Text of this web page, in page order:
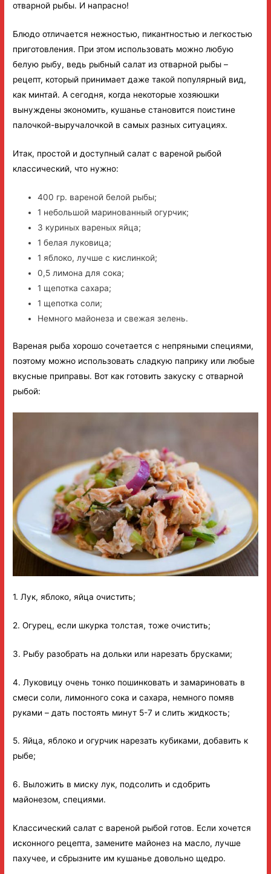
отварной рыбы. И напрасно!
Блюдо отличается нежностью, пикантностью и легкостью
приготовления. При этом использовать можно любую
белую рыбу, ведь рыбный салат из отварной рыбы –
рецепт, который принимает даже такой популярный вид,
как минтай. А сегодня, когда некоторые хозяюшки
вынуждены экономить, кушанье становится поистине
палочкой-выручалочкой в самых разных ситуациях.
Итак, простой и доступный салат с вареной рыбой
классический, что нужно:
400 гр. вареной белой рыбы;
1 небольшой маринованный огурчик;
3 куриных вареных яйца;
1 белая луковица;
1 яблоко, лучше с кислинкой;
0,5 лимона для сока;
1 щепотка сахара;
1 щепотка соли;
Немного майонеза и свежая зелень.
Вареная рыба хорошо сочетается с непряными специями,
поэтому можно использовать сладкую паприку или любые
вкусные приправы. Вот как готовить закуску с отварной
рыбой:
1. Лук, яблоко, яйца очистить;
2. Огурец, если шкурка толстая, тоже очистить;
3. Рыбу разобрать на дольки или нарезать брусками;
4. Луковицу очень тонко пошинковать и замариновать в
смеси соли, лимонного сока и сахара, немного помяв
руками – дать постоять минут 5-7 и слить жидкость;
5. Яйца, яблоко и огурчик нарезать кубиками, добавить к
рыбе;
6. Выложить в миску лук, подсолить и сдобрить
майонезом, специями.
Классический салат с вареной рыбой готов. Если хочется
исконного рецепта, замените майонез на масло, лучше
пахучее, и сбрызните им кушанье довольно щедро.